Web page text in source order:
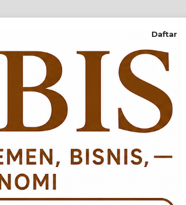
Daftar